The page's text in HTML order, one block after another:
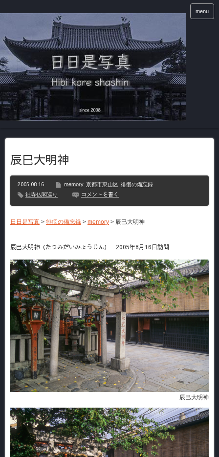
menu
辰巳大明神
2005.08.16 memory 京都市東山区 徘徊の備忘録
社寺仏閣巡り
コメントを書く
日日是写真 > 徘徊の備忘録 > memory > 辰巳大明神
辰巳大明神（たつみだいみょうじん） 2005年8月16日訪問
辰巳大明神